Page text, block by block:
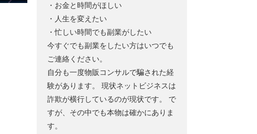
・お金と時間がほしい
・人生を変えたい
・忙しい時間でも副業がしたい
今すぐでも副業をしたい方はいつでも
ご連絡ください。
自分も一度物販コンサルで騙された経
験があります。 現状ネットビジネスは
詐欺が横行しているのが現状です。 で
すが、その中でも本物は確かにありま
す。